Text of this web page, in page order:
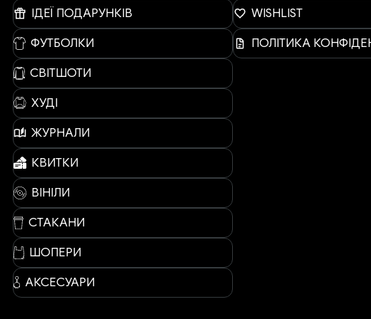
ІДЕЇ ПОДАРУНКІВ
ФУТБОЛКИ
СВІТШОТИ
ХУДІ
ЖУРНАЛИ
КВИТКИ
ВІНІЛИ
СТАКАНИ
ШОПЕРИ
АКСЕСУАРИ
WISHLIST
ПОЛІТИКА